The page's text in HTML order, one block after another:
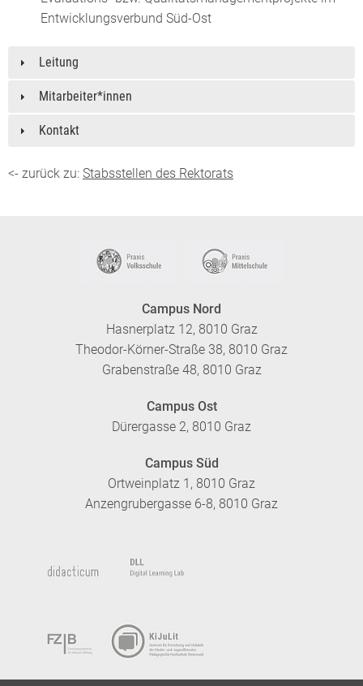
Entwicklungsverbund Süd-Ost
Leitung
Mitarbeiter*innen
Kontakt
<- zurück zu: Stabsstellen des Rektorats
Campus Nord
Hasnerplatz 12, 8010 Graz
Theodor-Körner-Straße 38, 8010 Graz
Grabenstraße 48, 8010 Graz
Campus Ost
Dürergasse 2, 8010 Graz
Campus Süd
Ortweinplatz 1, 8010 Graz
Anzengrubergasse 6-8, 8010 Graz